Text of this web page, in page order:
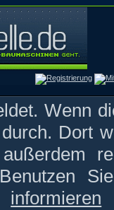
Wenn
durch. Dort
informieren